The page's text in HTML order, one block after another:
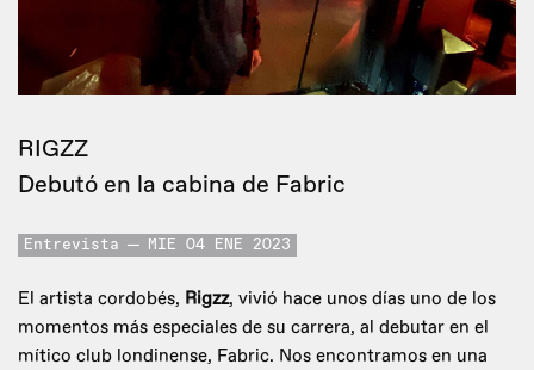
RIGZZ
Debutó en la cabina de Fabric
Entrevista MIE 04 ENE 2023
El artista cordobés, Rigzz, vivió hace unos días uno de los
momentos más especiales de su carrera, al debutar en el
mítico club londinense, Fabric. Nos encontramos en una